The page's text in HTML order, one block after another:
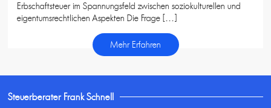
Erbschaftsteuer im Spannungsfeld zwischen soziokulturellen und
eigentumsrechtlichen Aspekten Die Frage […]
Mehr Erfahren
Steuerberater Frank Schnell